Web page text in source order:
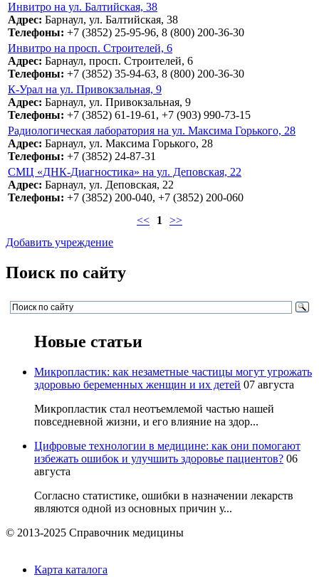
Инвитро на ул. Балтийская, 38
Адрес: Барнаул, ул. Балтийская, 38
Телефоны: +7 (3852) 25-95-96, 8 (800) 200-36-30
Инвитро на просп. Строителей, 6
Адрес: Барнаул, просп. Строителей, 6
Телефоны: +7 (3852) 35-94-63, 8 (800) 200-36-30
К-Урал на ул. Привокзальная, 9
Адрес: Барнаул, ул. Привокзальная, 9
Телефоны: +7 (3852) 61-19-61, +7 (903) 990-73-15
Радиологическая лаборатория на ул. Максима Горького, 28
Адрес: Барнаул, ул. Максима Горького, 28
Телефоны: +7 (3852) 24-87-31
СМЦ «ДНК-Диагностика» на ул. Деповская, 22
Адрес: Барнаул, ул. Деповская, 22
Телефоны: +7 (3852) 200-040, +7 (3852) 200-060
<<
1 >>
Добавить учреждение
Поиск по сайту
Новые статьи
Микропластик: как незаметные частицы могут угрожать
здоровью беременных женщин и их детей 07 августа
Микропластик стал неотъемлемой частью нашей
повседневной жизни, и его влияние на здор...
Цифровые технологии в медицине: как они помогают
избежать ошибок и улучшить здоровье пациентов? 06
августа
Согласно статистике, ошибки в назначении лекарств
являются одной из основных причин у...
© 2013-2025 Справочник медицины
Карта каталога